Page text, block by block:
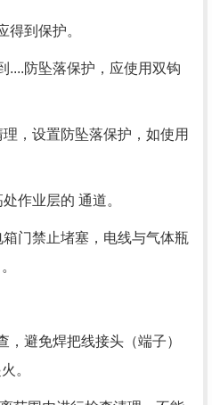
得到保护。
....防坠落保护，应使用双钩
，设置防坠落保护，如使用
作业层的 通道。
门禁止堵塞，电线与气体瓶
，避免焊把线接头（端子）
。